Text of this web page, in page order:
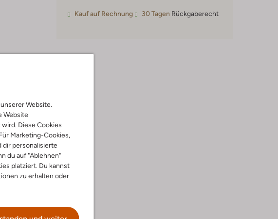
Website.
Website
Diese Cookies
Marketing-Cookies,
dir personalisierte
du auf "Ablehnen"
platziert. Du kannst
zu erhalten oder
Kauf auf Rechnung 30 Tagen Rückgaberecht